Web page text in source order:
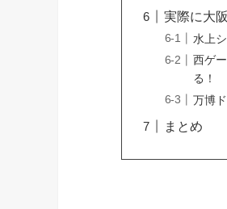
実際に大
水上
西ゲ
る！
万博
まとめ